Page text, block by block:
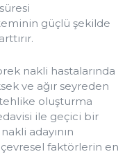
güçlü şekilde
nakli hastalarında
ve ağır seyreden
oluşturma
ile geçici bir
adayının
çevresel faktörlerin en